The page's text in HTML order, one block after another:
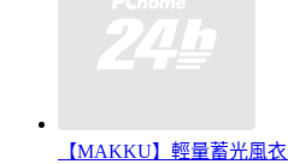
【MAKKU】輕量蓄光風